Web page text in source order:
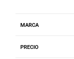
MARCA
PRECIO